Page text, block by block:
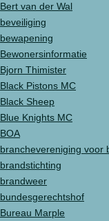
Bert van der Wal
beveiliging
bewapening
Bewonersinformatie
Bjorn Thimister
Black Pistons MC
Black Sheep
Blue Knights MC
BOA
branchevereniging voor
brandstichting
brandweer
bundesgerechtshof
Bureau Marple